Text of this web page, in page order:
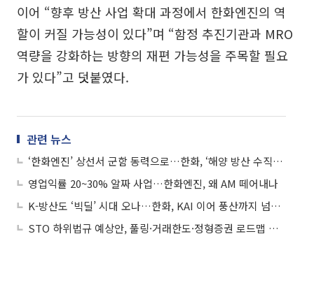
이어 “향후 방산 사업 확대 과정에서 한화엔진의 역
할이 커질 가능성이 있다”며 “함정 추진기관과 MRO
역량을 강화하는 방향의 재편 가능성을 주목할 필요
가 있다”고 덧붙였다.
관련 뉴스
‘한화엔진’ 상선서 군함 동력으로…한화, ‘해양 방산 수직계열화’ 시동
영업익률 20~30% 알짜 사업…한화엔진, 왜 AM 떼어내나
K-방산도 ‘빅딜’ 시대 오나…한화, KAI 이어 풍산까지 넘본다
STO 하위법규 예상안, 풀링·거래한도·정형증권 로드맵 제시